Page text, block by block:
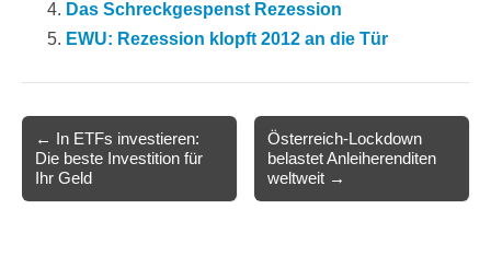
Das Schreckgespenst Rezession
EWU: Rezession klopft 2012 an die Tür
navigation
← In ETFs investieren:
Die beste Investition für
Ihr Geld
Österreich-Lockdown
belastet Anleiherenditen
weltweit →